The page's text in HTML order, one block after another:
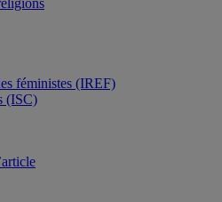
féministes (IREF)
(ISC)